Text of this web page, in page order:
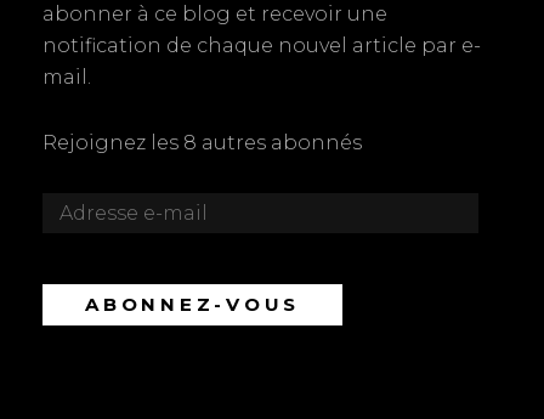
abonner à ce blog et recevoir une
notification de chaque nouvel article par e-
mail.
Rejoignez les 8 autres abonnés
Adresse
ABONNEZ-VOUS